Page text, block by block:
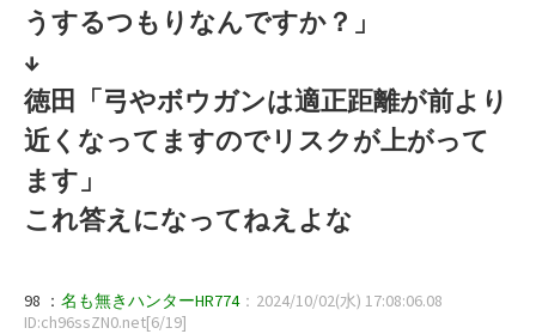
うするつもりなんですか？」
↓
徳田「弓やボウガンは適正距離が前より
近くなってますのでリスクが上がって
ます」
これ答えになってねえよな
98 ： 名も無きハンターHR774：2024/10/02(水) 17:08:06.08
ID:ch96ssZN0.net[6/19]